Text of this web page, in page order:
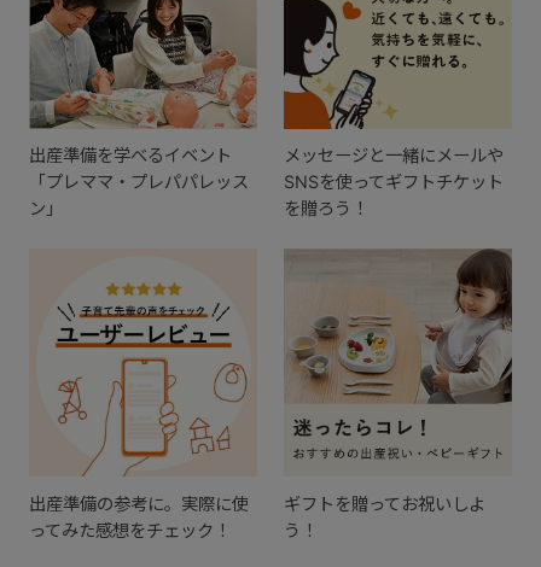
出産準備を学べるイベント
「プレママ・プレパパレッス
ン」
メッセージと一緒にメールや
SNSを使ってギフトチケット
を贈ろう！
出産準備の参考に。実際に使
ってみた感想をチェック！
ギフトを贈ってお祝いしよ
う！